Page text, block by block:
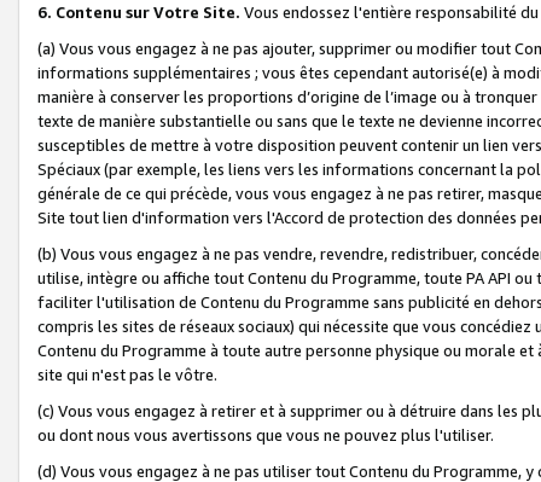
6. Contenu sur Votre Site. Vous endossez l'entière responsabilité
(a) Vous vous engagez à ne pas ajouter, supprimer ou modifier tout
informations supplémentaires ; vous êtes cependant autorisé(e) à
manière à conserver les proportions d’origine de l’image ou à
texte de manière substantielle ou sans que le texte ne devienne
susceptibles de mettre à votre disposition peuvent contenir un lien
Spéciaux (par exemple, les liens vers les informations concernant la
générale de ce qui précède, vous vous engagez à ne pas retirer,
Site tout lien d'information vers l'Accord de protection des données
(b) Vous vous engagez à ne pas vendre, revendre, redistribuer,
utilise, intègre ou affiche tout Contenu du Programme, toute PA API
faciliter l'utilisation de Contenu du Programme sans publicité en
compris les sites de réseaux sociaux) qui nécessite que vous
Contenu du Programme à toute autre personne physique ou morale
site qui n'est pas le vôtre.
(c) Vous vous engagez à retirer et à supprimer ou à détruire dans les
ou dont nous vous avertissons que vous ne pouvez plus l'utiliser.
(d) Vous vous engagez à ne pas utiliser tout Contenu du Programme,